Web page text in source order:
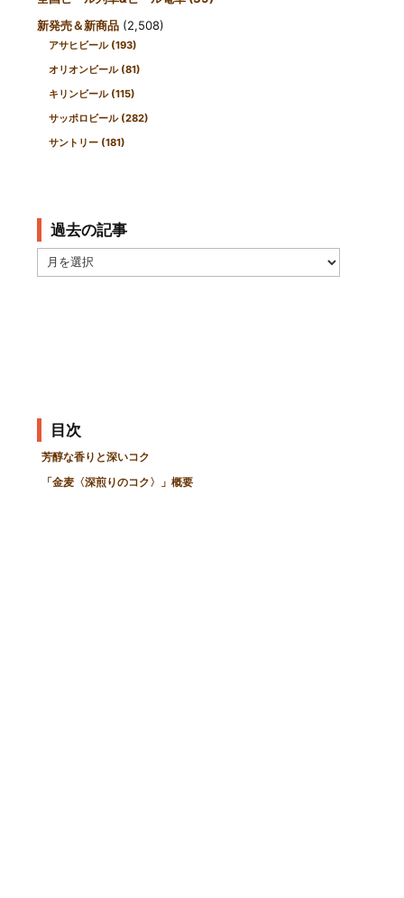
新発売＆新商品 (2,508)
アサヒビール (193)
オリオンビール (81)
キリンビール (115)
サッポロビール (282)
サントリー (181)
過去の記事
去
目次
芳醇な香りと深いコク
「金麦〈深煎りのコク〉」概要